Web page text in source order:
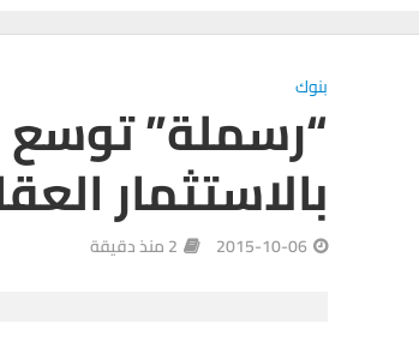
بنوك
“رسملة” توسع
بالاستثمار
2015-10-06 2 منذ دقيقة